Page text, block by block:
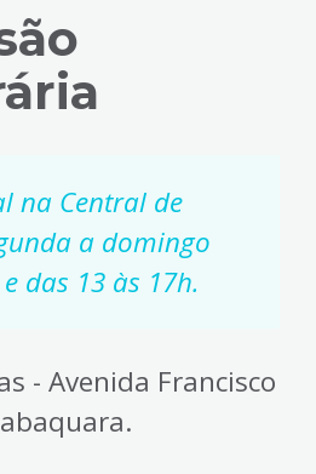
na Central de
a domingo
das 13 às 17h.
- Avenida Francisco